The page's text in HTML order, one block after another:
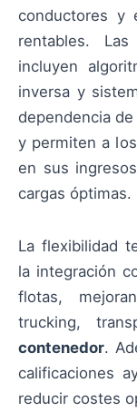
conductores y
rentables.
incluyen
inversa y
dependencia
y permiten a
en sus
cargas óptimas.
La flexibilidad
la integración
flotas,
trucking,
contenedor.
calificaciones
reducir costes